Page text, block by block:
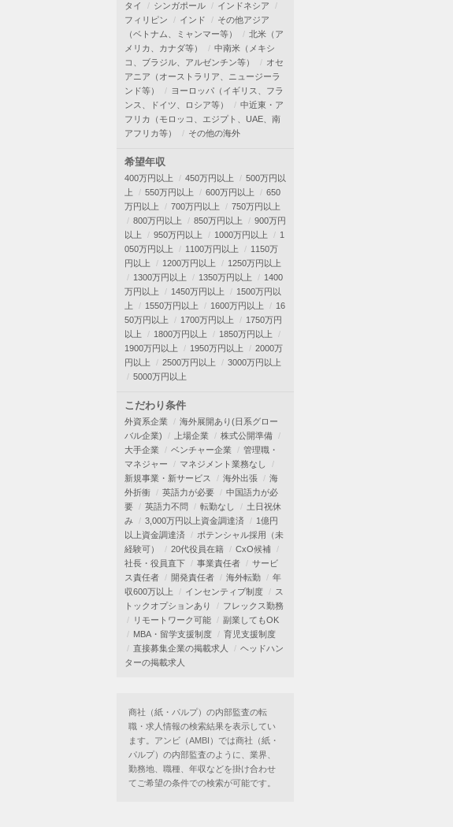
タイ
シンガポール
インドネシア
フィリピン
インド
その他アジア
（ベトナム、ミャンマー等）
北米（ア
メリカ、カナダ等）
中南米（メキシ
コ、ブラジル、アルゼンチン等）
オセ
アニア（オーストラリア、ニュージーラ
ンド等）
ヨーロッパ（イギリス、フラ
ンス、ドイツ、ロシア等）
中近東・ア
フリカ（モロッコ、エジプト、UAE、南
アフリカ等）
その他の海外
希望年収
400万円以上 450万円以上
500万円以
上
550万円以上 600万円以上
650
万円以上
700万円以上
750万円以上
800万円以上
850万円以上
900万円
以上
950万円以上 1000万円以上
1
050万円以上
1100万円以上
1150万
円以上
1200万円以上
1250万円以上
1300万円以上
1350万円以上
1400
万円以上
1450万円以上
1500万円以
上
1550万円以上 1600万円以上
16
50万円以上
1700万円以上
1750万円
以上
1800万円以上
1850万円以上
1900万円以上
1950万円以上
2000万
円以上
2500万円以上
3000万円以上
5000万円以上
こだわり条件
外資系企業
海外展開あり(日系グロー
バル企業)
上場企業
株式公開準備
大手企業
ベンチャー企業
管理職・
マネジャー
マネジメント業務なし
新規事業・新サービス
海外出張
海
外折衝
英語力が必要
中国語力が必
要
英語力不問 転勤なし
土日祝休
み
3,000万円以上資金調達済
1億円
以上資金調達済
ポテンシャル採用（未
経験可）
20代役員在籍
CxO候補
社長・役員直下
事業責任者
サービ
ス責任者
開発責任者 海外転勤
年
収600万以上
インセンティブ制度
ス
トックオプションあり
フレックス勤務
リモートワーク可能
副業してもOK
MBA・留学支援制度
育児支援制度
直接募集企業の掲載求人
ヘッドハン
ターの掲載求人
商社（紙・パルプ）の内部監査の転
職・求人情報の検索結果を表示してい
ます。アンビ（AMBI）では商社（紙・
パルプ）の内部監査のように、業界、
勤務地、職種、年収などを掛け合わせ
てご希望の条件での検索が可能です。